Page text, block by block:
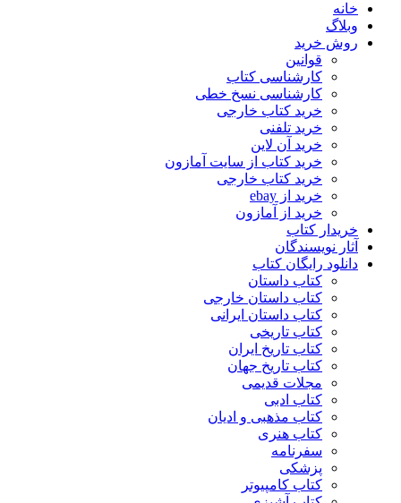
خانه
وبلاگ
روش خرید
قوانین
کارشناسی کتاب
کارشناسی نسخ خطی
خرید کتاب خارجی
خرید تلفنی
خرید آن لاین
خرید کتاب از سایت آمازون
خرید کتاب خارجی
خرید از ebay
خرید از آمازون
خریدار کتاب
آثار نویسندگان
دانلود رایگان کتاب
کتاب داستان
کتاب داستان خارجی
کتاب داستان ایرانی
کتاب تاریخی
کتاب تاریخ ایران
کتاب تاریخ جهان
مجلات قدیمی
کتاب ادبی
کتاب مذهبی و ادیان
کتاب هنری
سفرنامه
پزشکی
کتاب کامپیوتر